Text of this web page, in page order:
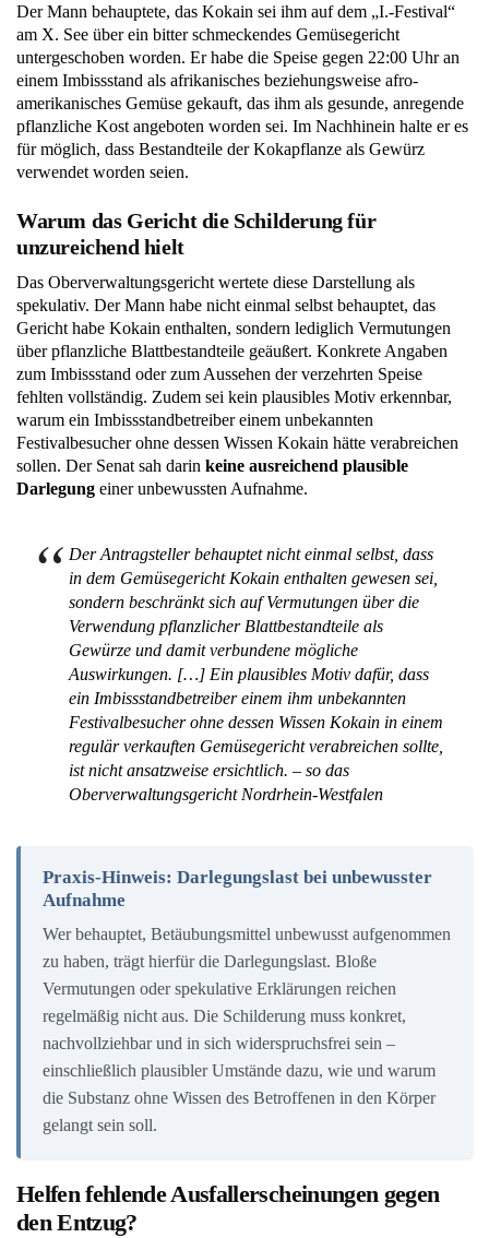
Der Mann behauptete, das Kokain sei ihm auf dem „I.-Festival“
am X. See über ein bitter schmeckendes Gemüsegericht
untergeschoben worden. Er habe die Speise gegen 22:00 Uhr an
einem Imbissstand als afrikanisches beziehungsweise afro-
amerikanisches Gemüse gekauft, das ihm als gesunde, anregende
pflanzliche Kost angeboten worden sei. Im Nachhinein halte er es
für möglich, dass Bestandteile der Kokapflanze als Gewürz
verwendet worden seien.
Warum das Gericht die Schilderung für
unzureichend hielt
Das Oberverwaltungsgericht wertete diese Darstellung als
spekulativ. Der Mann habe nicht einmal selbst behauptet, das
Gericht habe Kokain enthalten, sondern lediglich Vermutungen
über pflanzliche Blattbestandteile geäußert. Konkrete Angaben
zum Imbissstand oder zum Aussehen der verzehrten Speise
fehlten vollständig. Zudem sei kein plausibles Motiv erkennbar,
warum ein Imbissstandbetreiber einem unbekannten
Festivalbesucher ohne dessen Wissen Kokain hätte verabreichen
sollen. Der Senat sah darin keine ausreichend plausible
Darlegung einer unbewussten Aufnahme.
Der Antragsteller behauptet nicht einmal selbst, dass
in dem Gemüsegericht Kokain enthalten gewesen sei,
sondern beschränkt sich auf Vermutungen über die
Verwendung pflanzlicher Blattbestandteile als
Gewürze und damit verbundene mögliche
Auswirkungen. […] Ein plausibles Motiv dafür, dass
ein Imbissstandbetreiber einem ihm unbekannten
Festivalbesucher ohne dessen Wissen Kokain in einem
regulär verkauften Gemüsegericht verabreichen sollte,
ist nicht ansatzweise ersichtlich. – so das
Oberverwaltungsgericht Nordrhein-Westfalen
Praxis-Hinweis: Darlegungslast bei unbewusster
Aufnahme
Wer behauptet, Betäubungsmittel unbewusst aufgenommen
zu haben, trägt hierfür die Darlegungslast. Bloße
Vermutungen oder spekulative Erklärungen reichen
regelmäßig nicht aus. Die Schilderung muss konkret,
nachvollziehbar und in sich widerspruchsfrei sein –
einschließlich plausibler Umstände dazu, wie und warum
die Substanz ohne Wissen des Betroffenen in den Körper
gelangt sein soll.
Helfen fehlende Ausfallerscheinungen gegen
den Entzug?